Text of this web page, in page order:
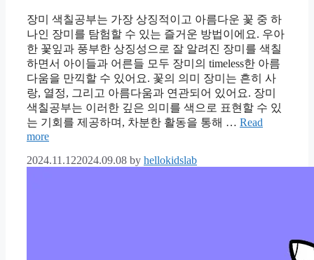
장미 색칠공부는 가장 상징적이고 아름다운 꽃 중 하
나인 장미를 탐험할 수 있는 즐거운 방법이에요. 우아
한 꽃잎과 풍부한 상징성으로 잘 알려진 장미를 색칠
하면서 아이들과 어른들 모두 장미의 timeless한 아름
다움을 만끽할 수 있어요. 꽃의 의미 장미는 흔히 사
랑, 열정, 그리고 아름다움과 연관되어 있어요. 장미
색칠공부는 이러한 깊은 의미를 색으로 표현할 수 있
는 기회를 제공하며, 차분한 활동을 통해 … Read
more
2024.11.122024.09.08 by hellokidslab